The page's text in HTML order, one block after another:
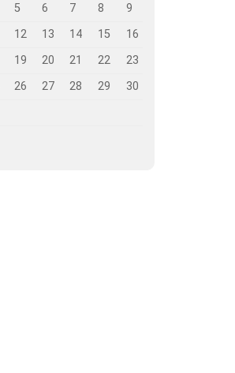
5 6 7 8
9
12 13 14 15
16
19 20 21 22
23
26 27 28 29
30